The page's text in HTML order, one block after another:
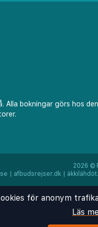
Recreation Area -
Burbank) - 12,5
(LAX) - 34,6
Municipal) - 30,3
Alla bokningar görs hos den
2026 ©
afbudsrejser.dk
för anonym
Läs